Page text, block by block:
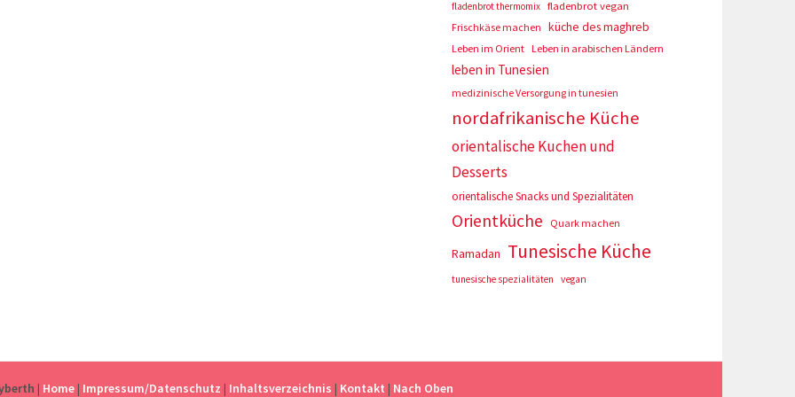
fladenbrot thermomix fladenbrot vegan
Frischkäse machen küche des maghreb
Leben im Orient Leben in arabischen Ländern
leben in Tunesien
medizinische Versorgung in tunesien
nordafrikanische Küche
orientalische Kuchen und
Desserts
orientalische Snacks und Spezialitäten
Orientküche Quark machen
Ramadan Tunesische Küche
tunesische spezialitäten vegan
| Home| Impressum/Datenschutz | Inhaltsverzeichnis | Kontakt | Nach Oben